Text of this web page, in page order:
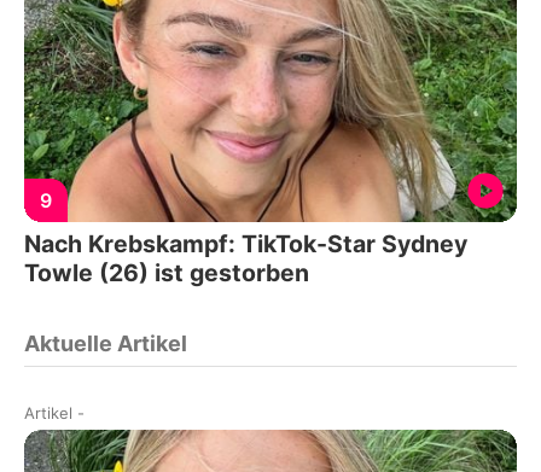
9
Nach Krebskampf: TikTok-Star Sydney
Towle (26) ist gestorben
Aktuelle Artikel
Artikel -